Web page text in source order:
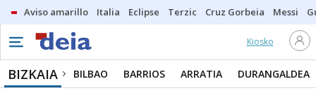
Aviso amarillo Italia Eclipse Terzic Cruz Gorbeia Messi
Kiosko
BIZKAIA BILBAO BARRIOS ARRATIA DURANGALDEA